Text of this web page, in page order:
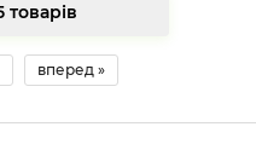
Показати ще 5 товарів
вперед »